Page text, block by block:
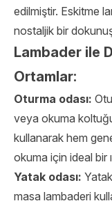
edilmiştir. Eskitme
nostaljik bir dokunuş
Lambader ile
Ortamlar:
Oturma odası:
veya okuma
kullanarak hem
okuma için ideal bir
Yatak odası:
masa lambaderi